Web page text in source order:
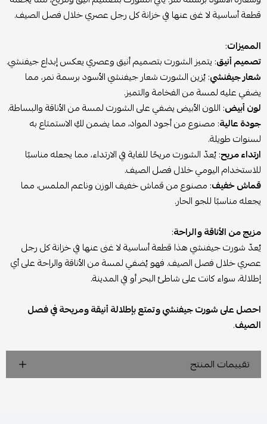
قطعة أساسية لا غنى عنها في خزانة كل رجل عصري خلال فصل الصيف.
المميزات:
تصميم أنيق: يتميز الشورت بتصميم أنيق وعصري يعكس إبداع جيفنشي.
شعار جيفنشي: يُزين الشورت شعار جيفنشي الأسود برسمة نمر، مما
يضفي عليه لمسة من الفخامة والتميز.
لون أبيض: اللون الأبيض يضفي على الشورت لمسة من الأناقة والبساطة.
جودة عالية: مصنوع من أجود المواد، مما يضمن لكِ الاستمتاع به
لسنوات طويلة.
ارتداء مريح: يُعدّ الشورت مريحًا للغاية في الارتداء، مما يجعله مناسبًا
للاستخدام اليومي خلال فصل الصيف.
قماش خفيف: مصنوع من قماش خفيف الوزن وناعم الملمس، مما
يجعله مناسبًا للجو الحار.
مزيج من الأناقة والراحة:
يُعدّ شورت جيفنشي هذا قطعة أساسية لا غنى عنها في خزانة كل رجل
عصري خلال فصل الصيف. فهو يُضفي لمسة من الأناقة والراحة على أي
إطلالة، سواء كانت على شاطئ البحر أو في المدينة.
احصل على شورت جيفنشي وتمتع بإطلالة أنيقة ومريحة في فصل
الصيف.
تقييمات المنتج